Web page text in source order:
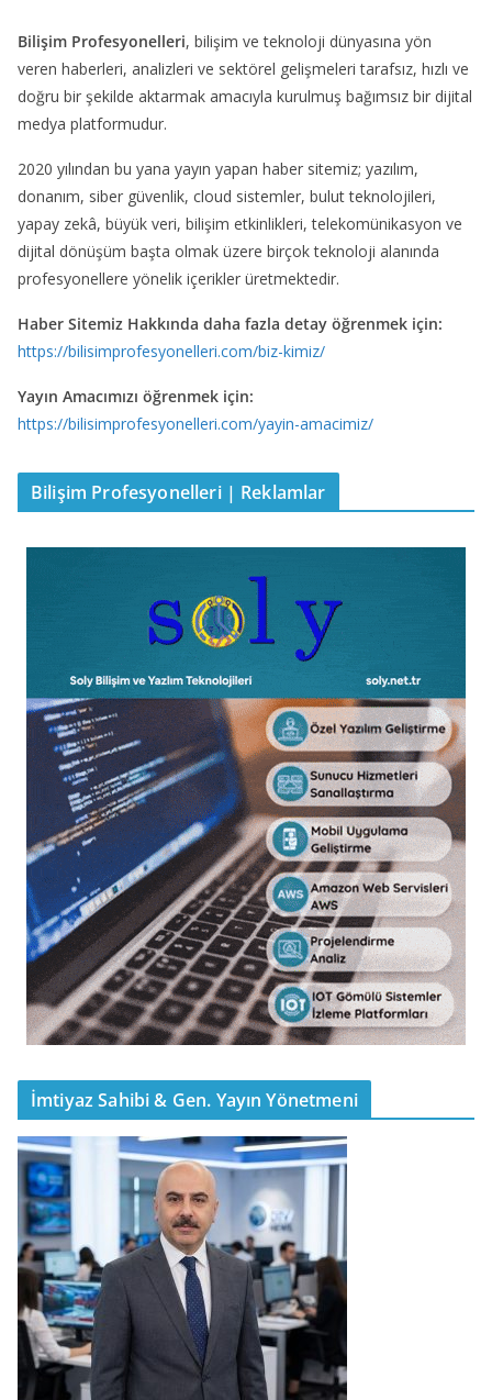
Bilişim Profesyonelleri, bilişim ve teknoloji dünyasına yön
veren haberleri, analizleri ve sektörel gelişmeleri tarafsız, hızlı ve
doğru bir şekilde aktarmak amacıyla kurulmuş bağımsız bir dijital
medya platformudur.
2020 yılından bu yana yayın yapan haber sitemiz; yazılım,
donanım, siber güvenlik, cloud sistemler, bulut teknolojileri,
yapay zekâ, büyük veri, bilişim etkinlikleri, telekomünikasyon ve
dijital dönüşüm başta olmak üzere birçok teknoloji alanında
profesyonellere yönelik içerikler üretmektedir.
Haber Sitemiz Hakkında daha fazla detay öğrenmek için:
https://bilisimprofesyonelleri.com/biz-kimiz/
Yayın Amacımızı öğrenmek için:
https://bilisimprofesyonelleri.com/yayin-amacimiz/
Bilişim Profesyonelleri | Reklamlar
İmtiyaz Sahibi & Gen. Yayın Yönetmeni